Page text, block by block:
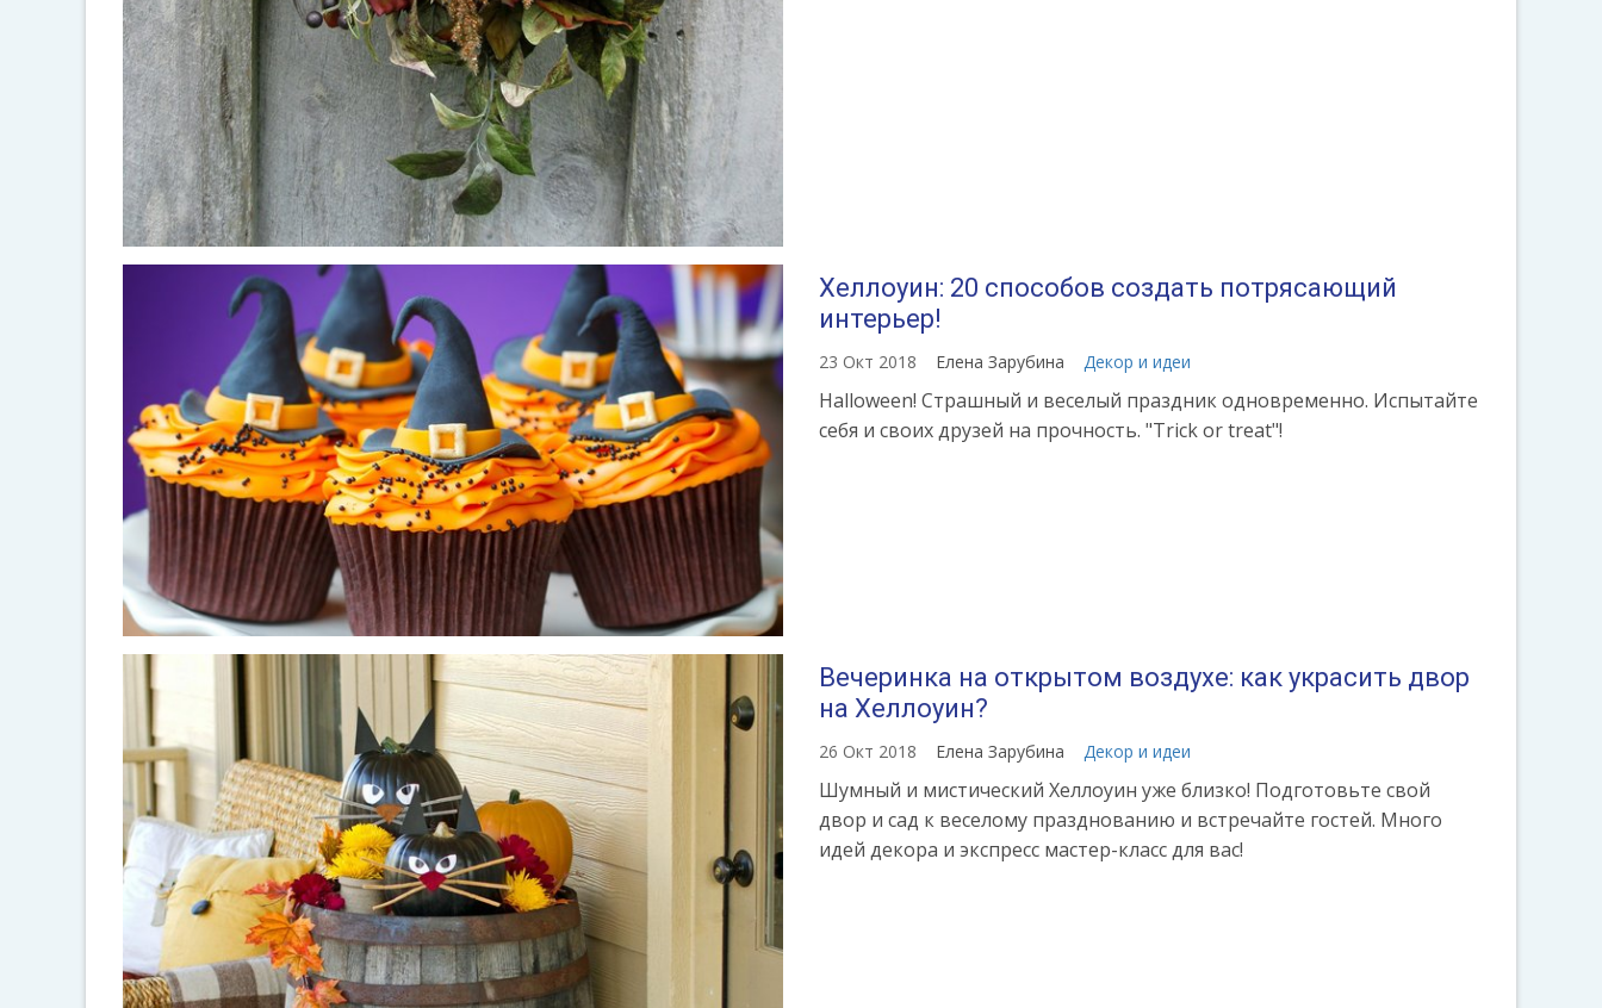
Хеллоуин: 20 способов создать потрясающий
интерьер!
23 Окт 2018 Елена Зарубина Декор и идеи
Halloween! Страшный и веселый праздник одновременно. Испытайте
себя и своих друзей на прочность. "Trick or treat"!
Вечеринка на открытом воздухе: как украсить двор
на Хеллоуин?
26 Окт 2018 Елена Зарубина Декор и идеи
Шумный и мистический Хеллоуин уже близко! Подготовьте свой
двор и сад к веселому празднованию и встречайте гостей. Много
идей декора и экспресс мастер-класс для вас!